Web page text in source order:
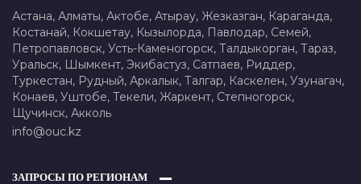
Астана, Алматы, Актобе, Атырау, Жезказган, Караганда,
Костанай, Кокшетау, Кызылорда, Павлодар, Семей,
Петропавловск, Усть-Каменогорск, Талдыкорган, Тараз,
Уральск, Шымкент, Экибастуз, Сатпаев, Риддер,
Туркестан, Рудный, Аркалык, Талгар, Каскелен, Узунагач,
Конаев, Уштобе, Текели, Жаркент, Степногорск,
Щучинск, Акколь
info@ouc.kz
ЗАПРОСЫ ПО РЕГИОНАМ